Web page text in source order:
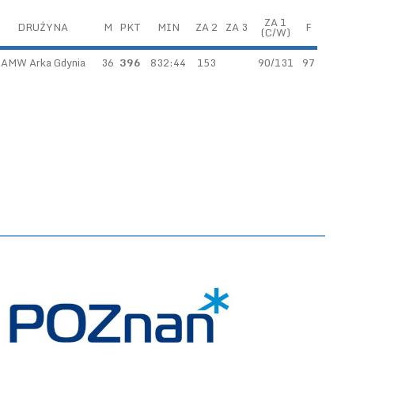
DRUŻYNA M PKT MIN ZA 2 ZA 3 ZA 1
(C/W) F
AMW Arka Gdynia 36 396 832:44 153 90/131 97